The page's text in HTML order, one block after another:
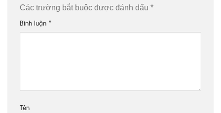
Các trường bắt buộc được đánh dấu *
Bình luận *
Tên